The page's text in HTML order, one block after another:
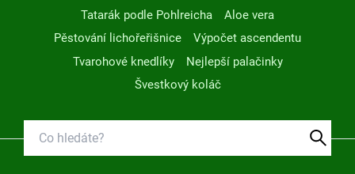
Tatarák podle Pohlreicha
Aloe vera
Pěstování lichořeřišnice
Výpočet ascendentu
Tvarohové knedlíky
Nejlepší palačinky
Švestkový koláč